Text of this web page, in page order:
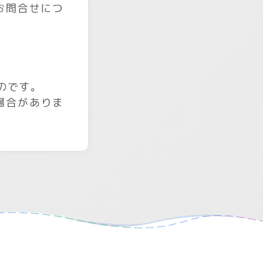
合せにつ
す。
合がありま